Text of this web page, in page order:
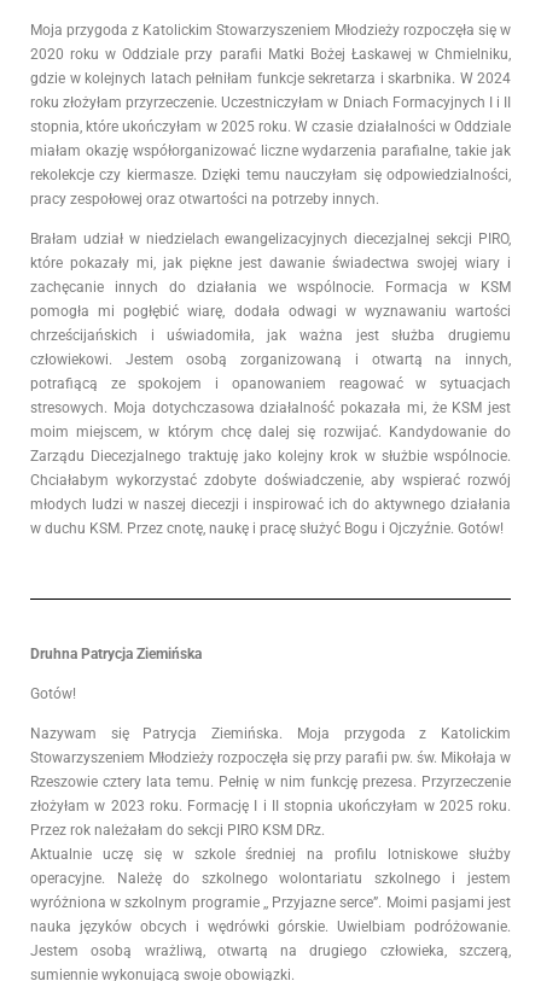
Moja przygoda z Katolickim Stowarzyszeniem Młodzieży rozpoczęła się w
2020 roku w Oddziale przy parafii Matki Bożej Łaskawej w Chmielniku,
gdzie w kolejnych latach pełniłam funkcje sekretarza i skarbnika. W 2024
roku złożyłam przyrzeczenie. Uczestniczyłam w Dniach Formacyjnych I i II
stopnia, które ukończyłam w 2025 roku. W czasie działalności w Oddziale
miałam okazję współorganizować liczne wydarzenia parafialne, takie jak
rekolekcje czy kiermasze. Dzięki temu nauczyłam się odpowiedzialności,
pracy zespołowej oraz otwartości na potrzeby innych.
Brałam udział w niedzielach ewangelizacyjnych diecezjalnej sekcji PIRO,
które pokazały mi, jak piękne jest dawanie świadectwa swojej wiary i
zachęcanie innych do działania we wspólnocie. Formacja w KSM
pomogła mi pogłębić wiarę, dodała odwagi w wyznawaniu wartości
chrześcijańskich i uświadomiła, jak ważna jest służba drugiemu
człowiekowi. Jestem osobą zorganizowaną i otwartą na innych,
potrafiącą ze spokojem i opanowaniem reagować w sytuacjach
stresowych. Moja dotychczasowa działalność pokazała mi, że KSM jest
moim miejscem, w którym chcę dalej się rozwijać. Kandydowanie do
Zarządu Diecezjalnego traktuję jako kolejny krok w służbie wspólnocie.
Chciałabym wykorzystać zdobyte doświadczenie, aby wspierać rozwój
młodych ludzi w naszej diecezji i inspirować ich do aktywnego działania
w duchu KSM. Przez cnotę, naukę i pracę służyć Bogu i Ojczyźnie. Gotów!
Druhna Patrycja Ziemińska
Gotów!
Nazywam się Patrycja Ziemińska. Moja przygoda z Katolickim
Stowarzyszeniem Młodzieży rozpoczęła się przy parafii pw. św. Mikołaja w
Rzeszowie cztery lata temu. Pełnię w nim funkcję prezesa. Przyrzeczenie
złożyłam w 2023 roku. Formację I i II stopnia ukończyłam w 2025 roku.
Przez rok należałam do sekcji PIRO KSM DRz.
Aktualnie uczę się w szkole średniej na profilu lotniskowe służby
operacyjne. Należę do szkolnego wolontariatu szkolnego i jestem
wyróżniona w szkolnym programie ,, Przyjazne serce”. Moimi pasjami jest
nauka języków obcych i wędrówki górskie. Uwielbiam podróżowanie.
Jestem osobą wrażliwą, otwartą na drugiego człowieka, szczerą,
sumiennie wykonującą swoje obowiązki.